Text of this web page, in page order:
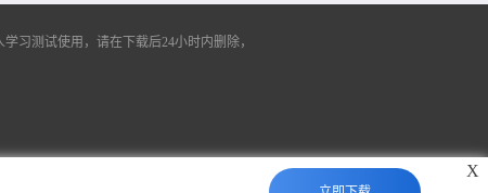
习测试使用，请在下载后24小时内删除，
X